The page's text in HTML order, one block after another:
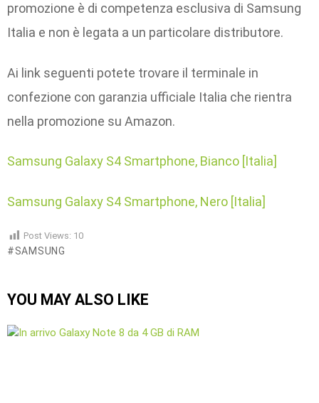
promozione è di competenza esclusiva di Samsung
Italia e non è legata a un particolare distributore.
Ai link seguenti potete trovare il terminale in
confezione con garanzia ufficiale Italia che rientra
nella promozione su Amazon.
Samsung Galaxy S4 Smartphone, Bianco [Italia]
Samsung Galaxy S4 Smartphone, Nero [Italia]
Post Views: 10
SAMSUNG
YOU MAY ALSO LIKE